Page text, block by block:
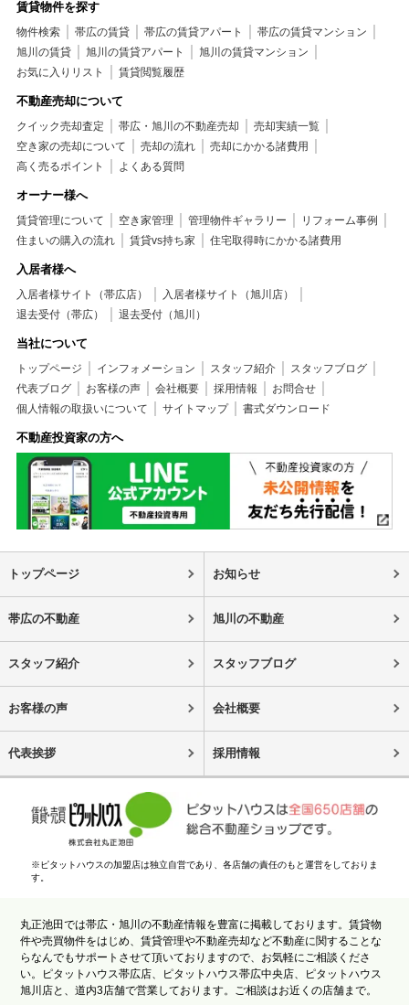
賃貸物件を探す
物件検索 帯広の賃貸 帯広の賃貸アパート
帯広の賃貸マンション
旭川の賃貸
旭川の賃貸アパート
旭川の賃貸マンション
お気に入りリスト
賃貸閲覧履歴
不動産売却について
クイック売却査定 帯広・旭川の不動産売却
売却実績一覧
空き家の売却について
売却の流れ
売却にかかる諸費用
高く売るポイント
よくある質問
オーナー様へ
賃貸管理について 空き家管理 管理物件ギャラリー
リフォーム事例
住まいの購入の流れ
賃貸vs持ち家 住宅取得時にかかる諸費用
入居者様へ
入居者様サイト（帯広店）
入居者様サイト（旭川店）
退去受付（帯広）
退去受付（旭川）
当社について
トップページ インフォメーション スタッフ紹介
スタッフブログ
代表ブログ
お客様の声 会社概要 採用情報
お問合せ
個人情報の取扱いについて
サイトマップ 書式ダウンロード
不動産投資家の方へ
トップページ お知らせ
帯広の不動産 旭川の不動産
スタッフ紹介 スタッフブログ
お客様の声 会社概要
代表挨拶 採用情報
※ピタットハウスの加盟店は独立自営であり、各店舗の責任のもと運営をしておりま
す。
丸正池田では帯広・旭川の不動産情報を豊富に掲載しております。賃貸物
件や売買物件をはじめ、賃貸管理や不動産売却など不動産に関することな
らなんでもサポートさせて頂いておりますので、お気軽にご相談くださ
い。ピタットハウス帯広店、ピタットハウス帯広中央店、ピタットハウス
旭川店と、道内3店舗で営業しております。ご相談はお近くの店舗まで。